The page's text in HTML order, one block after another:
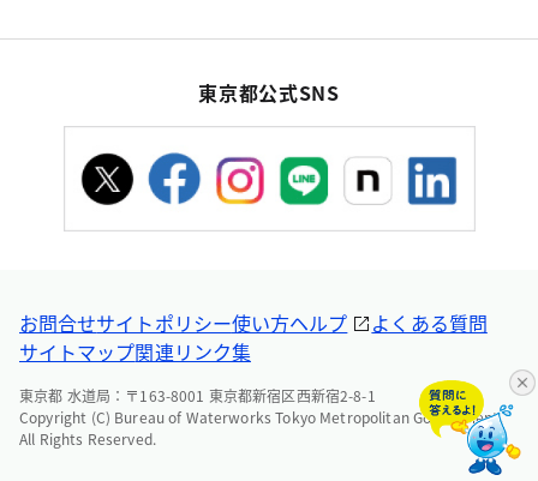
東京都公式SNS
お問合せサイトポリシー使い方ヘルプ
よくある質問
サイトマップ関連リンク集
東京都 水道局：〒163-8001 東京都新宿区西新宿2-8-1
Copyright (C) Bureau of Waterworks Tokyo Metropolitan Government.
All Rights Reserved.